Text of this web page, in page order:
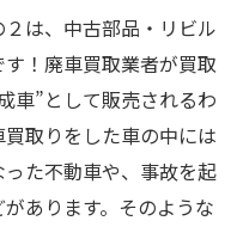
は、中古部品・リビル
！廃車買取業者が買取
車”として販売されるわ
取りをした車の中には
た不動車や、事故を起
あります。そのような